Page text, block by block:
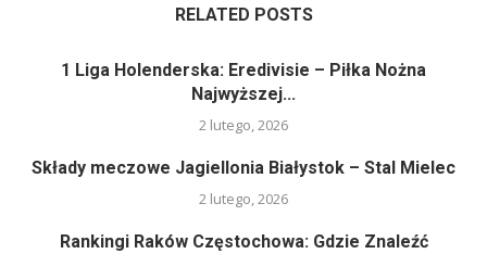
RELATED POSTS
1 Liga Holenderska: Eredivisie – Piłka Nożna
Najwyższej...
2 lutego, 2026
Składy meczowe Jagiellonia Białystok – Stal Mielec
2 lutego, 2026
Rankingi Raków Częstochowa: Gdzie Znaleźć